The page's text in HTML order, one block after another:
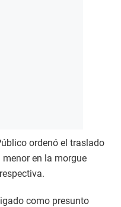
ordenó el traslado
en la morgue
como presunto